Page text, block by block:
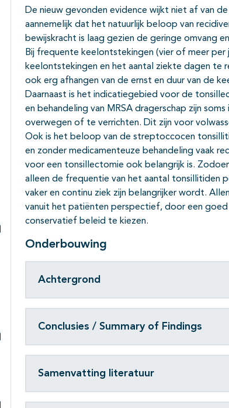
Subpagina's open- en dichtklappen
De nieuw gevonden evidence wijkt niet af van
aannemelijk dat het natuurlijk beloop van
bewijskracht is laag gezien de geringe omvang
Bij frequente keelontstekingen (vier of meer
keelontstekingen en het aantal ziekte dagen te
ook erg afhangen van de ernst en duur van de
Daarnaast is het indicatiegebied voor de
en behandeling van MRSA dragerschap zijn
overwegen of te verrichten. Dit zijn voor
Ook is het beloop van de streptoccocen
en zonder medicamenteuze behandeling vaak
voor een tonsillectomie ook belangrijk is.
alleen de frequentie van het aantal tonsillitiden
vaker en continu ziek zijn belangrijker wordt.
vanuit het patiënten perspectief, door een
conservatief beleid te kiezen.
Onderbouwing
Achtergrond
Conclusies / Summary of Findings
Samenvatting literatuur